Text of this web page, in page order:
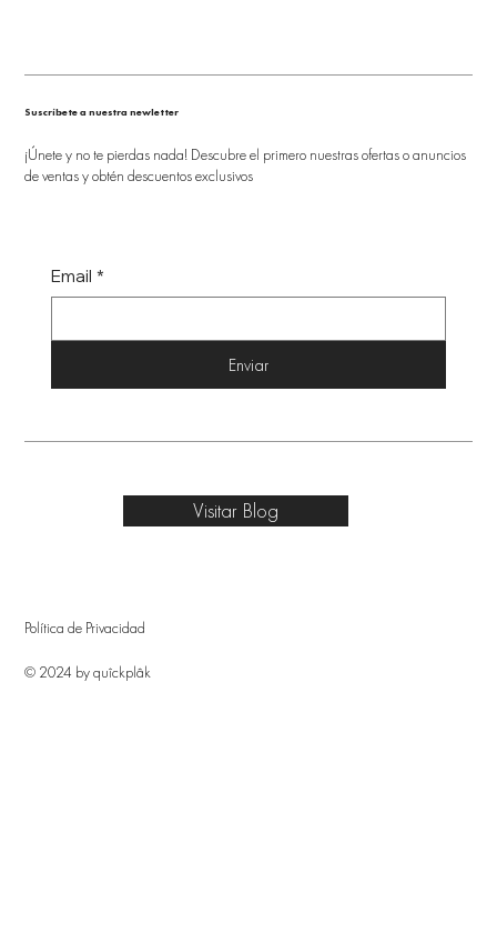
Suscríbete a nuestra newletter
¡Únete y no te pierdas nada! Descubre el primero nuestras ofertas o anuncios
de ventas y obtén descuentos exclusivos
Email *
Enviar
Política de Privacidad
© 2024 by quîckplâk
Visitar Blog